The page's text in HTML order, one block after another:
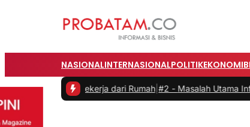
NASIONALINTERNASIONALPOLITIKEKONOMI
saat Bekerja dari Rumah|#2 -Masalah Utama